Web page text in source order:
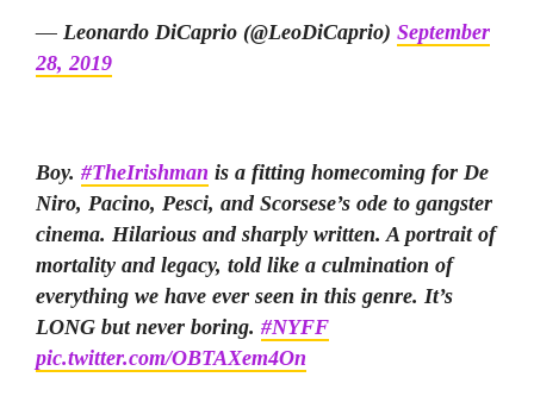
— Leonardo DiCaprio (@LeoDiCaprio) September
28, 2019
Boy. #TheIrishman is a fitting homecoming for De
Niro, Pacino, Pesci, and Scorsese’s ode to gangster
cinema. Hilarious and sharply written. A portrait of
mortality and legacy, told like a culmination of
everything we have ever seen in this genre. It’s
LONG but never boring. #NYFF
pic.twitter.com/OBTAXem4On